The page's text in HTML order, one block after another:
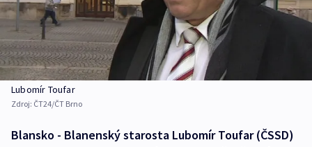
Lubomír Toufar
Zdroj: ČT24/ČT Brno
Blansko - Blanenský starosta Lubomír Toufar (ČSSD)